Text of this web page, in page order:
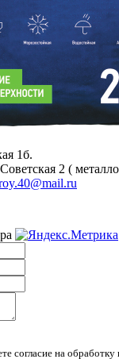
1б.
2 (
согласие на